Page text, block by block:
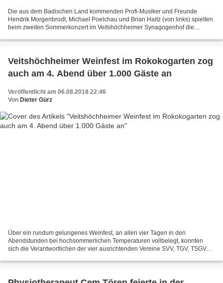
Die aus dem Badischen Land kommenden Profi-Musiker und Freunde
Hendrik Morgenbrodt, Michael Poelchau und Brian Haitz (von links) spielten
beim zweiten Sommerkonzert im Veitshöchheimer Synagogenhof die
Veitshöchheimer Weinfest im Rokokogarten zog
auch am 4. Abend über 1.000 Gäste an
Veröffentlicht am 06.08.2018 22:46
Von Dieter Gürz
Über ein rundum gelungenes Weinfest, an allen vier Tagen in den
Abendstunden bei hochsommerlichen Temperaturen vollbelegt, konnten
sich die Verantwortlichen der vier ausrichtenden Vereine SVV, TGV, TSGV